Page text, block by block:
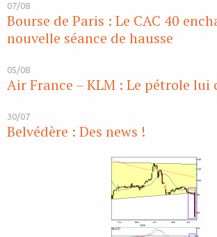
07/08
Bourse de Paris : Le CAC 40
nouvelle séance de hausse
05/08
Air France – KLM : Le pétrole lui
30/07
Belvédère : Des news !